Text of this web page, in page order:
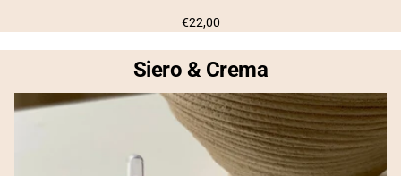
Prezzo
€22,00
Siero & Crema